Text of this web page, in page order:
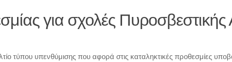
για σχολές Πυροσβεστικής
τύπου υπενθύμισης που αφορά στις καταληκτικές προθεσμίες